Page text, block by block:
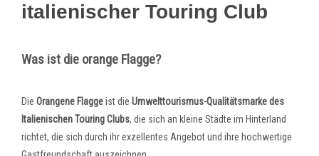
italienischer Touring Club
Was ist die orange Flagge?
Die Orangene Flaggeist die Umwelttourismus-Qualitätsmarke des
Italienischen Touring Clubs, die sich an kleine Städte im Hinterland
richtet, die sich durch ihr exzellentes Angebot und ihre hochwertige